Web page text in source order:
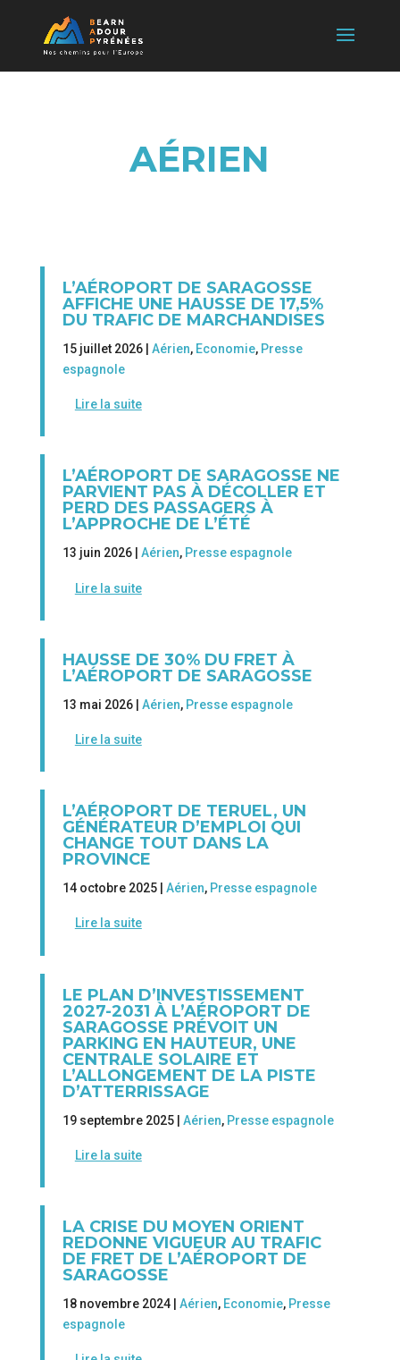
AÉRIEN
L’AÉROPORT DE SARAGOSSE
AFFICHE UNE HAUSSE DE 17,5%
DU TRAFIC DE MARCHANDISES
15 juillet 2026 | Aérien, Economie, Presse
espagnole
Lire la suite
L’AÉROPORT DE SARAGOSSE NE
PARVIENT PAS À DÉCOLLER ET
PERD DES PASSAGERS À
L’APPROCHE DE L’ÉTÉ
13 juin 2026 | Aérien, Presse espagnole
Lire la suite
HAUSSE DE 30% DU FRET À
L’AÉROPORT DE SARAGOSSE
13 mai 2026 | Aérien, Presse espagnole
Lire la suite
L’AÉROPORT DE TERUEL, UN
GÉNÉRATEUR D’EMPLOI QUI
CHANGE TOUT DANS LA
PROVINCE
14 octobre 2025 | Aérien, Presse espagnole
Lire la suite
LE PLAN D’INVESTISSEMENT
2027-2031 À L’AÉROPORT DE
SARAGOSSE PRÉVOIT UN
PARKING EN HAUTEUR, UNE
CENTRALE SOLAIRE ET
L’ALLONGEMENT DE LA PISTE
D’ATTERRISSAGE
19 septembre 2025 | Aérien, Presse espagnole
Lire la suite
LA CRISE DU MOYEN ORIENT
REDONNE VIGUEUR AU TRAFIC
DE FRET DE L’AÉROPORT DE
SARAGOSSE
18 novembre 2024 | Aérien, Economie, Presse
espagnole